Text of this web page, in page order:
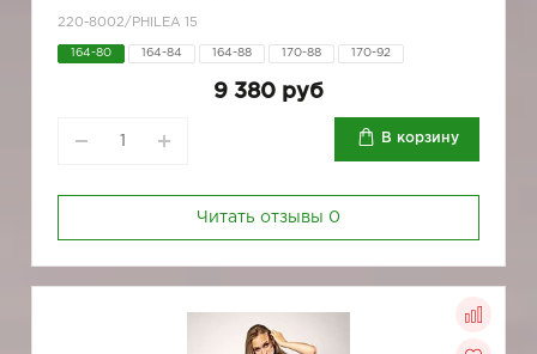
220-8002/PHILEA 15
164-80 164-84 164-88 170-88 170-92
9 380 руб
В корзину
Читать отзывы 0